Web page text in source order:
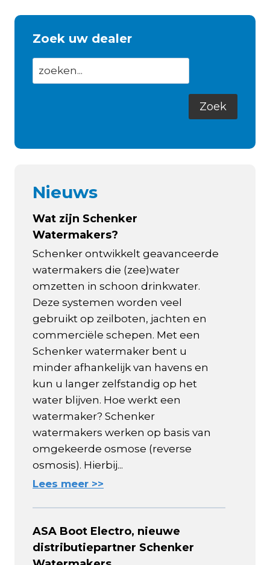
Zoek uw dealer
Nieuws
Wat zijn Schenker
Watermakers?
Schenker ontwikkelt geavanceerde
watermakers die (zee)water
omzetten in schoon drinkwater.
Deze systemen worden veel
gebruikt op zeilboten, jachten en
commerciële schepen. Met een
Schenker watermaker bent u
minder afhankelijk van havens en
kun u langer zelfstandig op het
water blijven. Hoe werkt een
watermaker? Schenker
watermakers werken op basis van
omgekeerde osmose (reverse
osmosis). Hierbij...
Lees meer >>
ASA Boot Electro, nieuwe
distributiepartner Schenker